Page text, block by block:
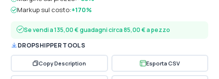
Markup sul costo:+170%
Se vendi a 135,00 € guadagni circa 85,00 € a pezzo
DROPSHIPPER TOOLS
Copy Description Esporta CSV